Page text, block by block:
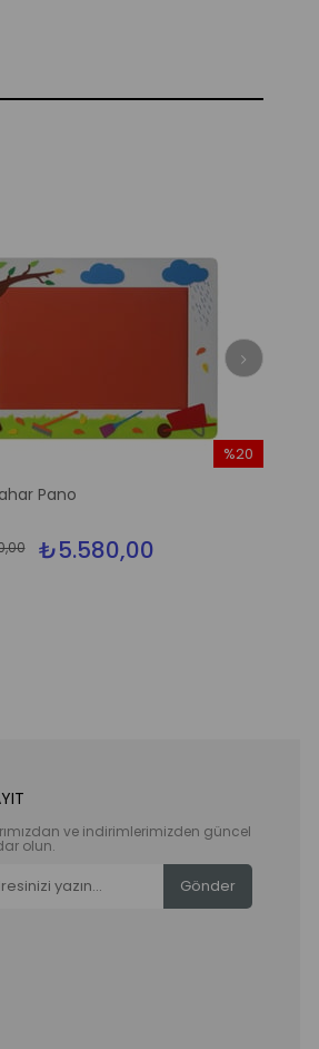
Pano
₺5.580,00
%20
ve indirimlerimizden güncel
olun.
Gönder